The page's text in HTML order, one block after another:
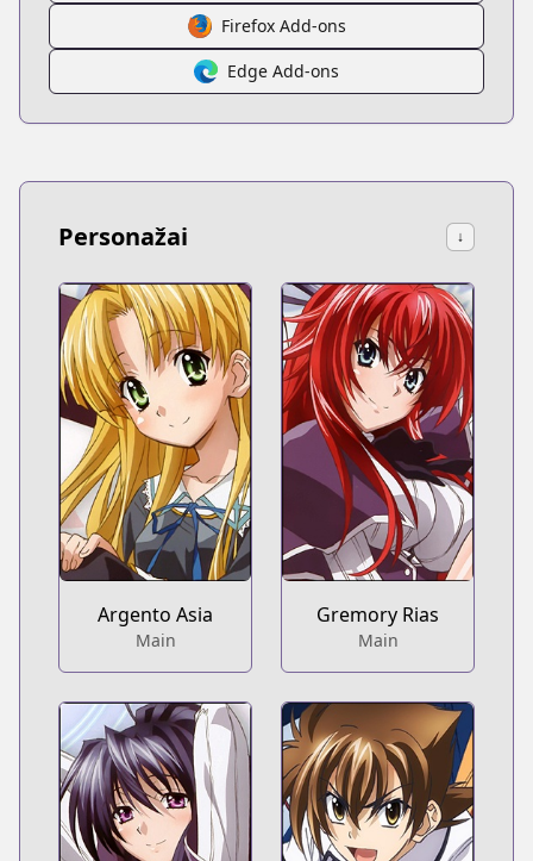
Firefox Add-ons
Edge Add-ons
Personažai ↓
Argento Asia
Main
Gremory Rias
Main